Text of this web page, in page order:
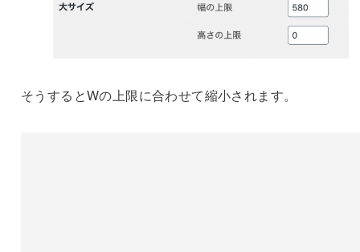
そうするとWの上限に合わせて縮小されます。